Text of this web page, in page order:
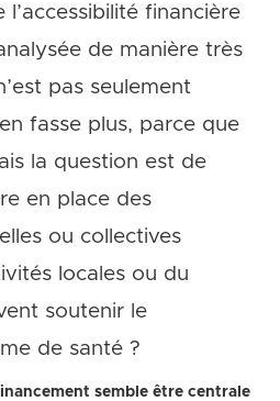
financière
de manière très
pas seulement
fasse plus, parce que
la question est de
en place des
ou collectives
locales ou du
soutenir le
de santé ?
semble être centrale